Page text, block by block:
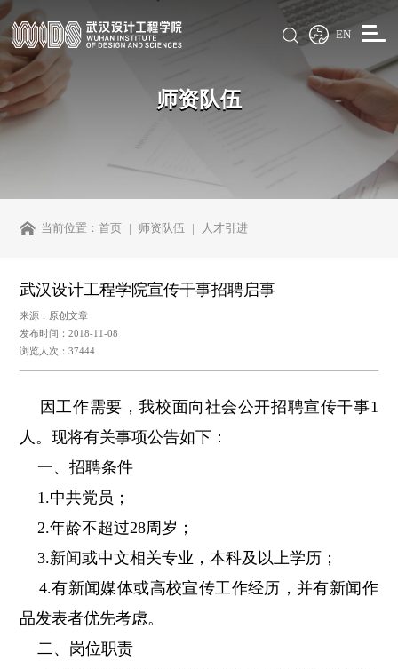
EN
师资队伍
当前位置：首页 师资队伍 人才引进
武汉设计工程学院宣传干事招聘启事
来源：原创文章
发布时间：2018-11-08
浏览人次：37444
因工作需要，我校面向社会公开招聘宣传干事1
人。现将有关事项公告如下：
一、招聘条件
1.中共党员；
2.年龄不超过28周岁；
3.新闻或中文相关专业，本科及以上学历；
4.有新闻媒体或高校宣传工作经历，并有新闻作
品发表者优先考虑。
二、岗位职责